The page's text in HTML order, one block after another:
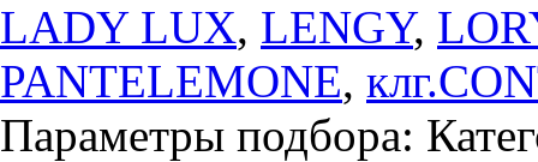
LADY LUX, LENGY,
PANTELEMONE,
Параметры подбора: